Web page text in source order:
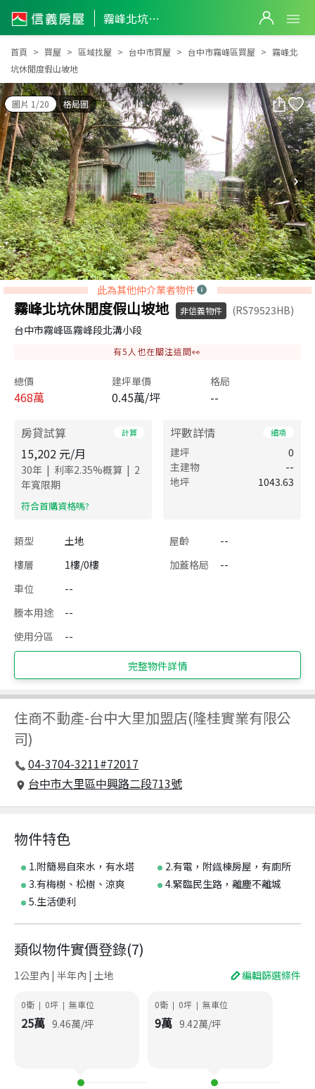
霧峰北坑休閒度假山坡地
霧峰北坑休閒度假山坡地
首頁 買屋 區域找屋 台中市買屋 台中市霧峰區買屋
霧峰北
坑休閒度假山坡地
圖片 1/20 格局圖
此為其他仲介業者物件
霧峰北坑休閒度假山坡地 非信義物件
(RS79523HB)
台中市霧峰區霧峰段北溝小段
有5 人也在關注這間👀
總價
468萬
建坪單價
0.45萬/坪
格局
--
房貸試算 計算
15,202 元/月
30年 | 利率2.35%概算 | 2
年寬限期
​符合首購資格嗎?
坪數詳情 細項
建坪
0
主建物
--
地坪
1043.63
類型 土地 屋齡
--
樓層
1樓/0樓 加蓋格局
--
車位
--
謄本用途
--
使用分區
--
完整物件詳情
住商不動產-台中大里加盟店(隆桂實業有限公
司)
04-3704-3211#72017
台中市大里區中興路二段713號
物件特色
1.附簡易自來水，有水塔
2.有電，附鐡棟房屋，有廁所
3.有梅樹、松樹、涼爽
4.緊臨民生路，離塵不離城
5.生活便利
類似物件實價登錄(7)
1公里內 | 半年內 | 土地 編輯篩選條件
0衛 | 0坪 | 無車位
25萬 9.46萬/坪
0衛 | 0坪 | 無車位
9萬 9.42萬/坪